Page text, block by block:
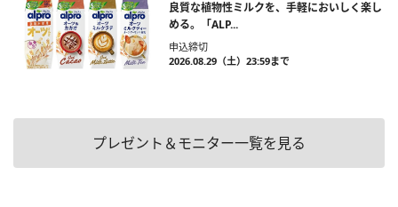
良質な植物性ミルクを、手軽においしく楽し
める。「ALP...
申込締切
2026.08.29（土）23:59まで
プレゼント＆モニター一覧を見る